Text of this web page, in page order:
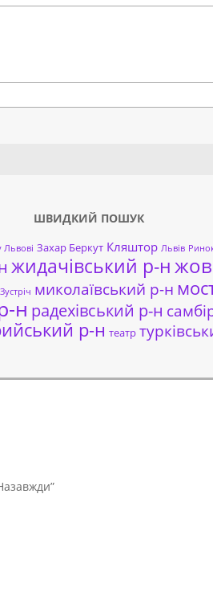
ШВИДКИЙ ПОШУК
Львові Захар Беркут Кляштор Львів
жидачівський р-н
миколаївський р-н
н радехівський р-н
р-н театр